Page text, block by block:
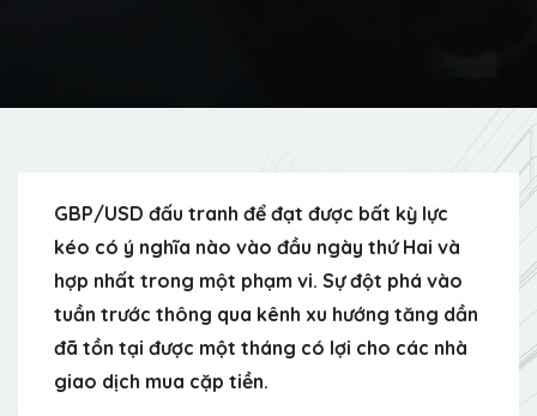
GBP/USD đấu tranh để đạt được bất kỳ lực
kéo có ý nghĩa nào vào đầu ngày thứ Hai và
hợp nhất trong một phạm vi. Sự đột phá vào
tuần trước thông qua kênh xu hướng tăng dần
đã tồn tại được một tháng có lợi cho các nhà
giao dịch mua cặp tiền.